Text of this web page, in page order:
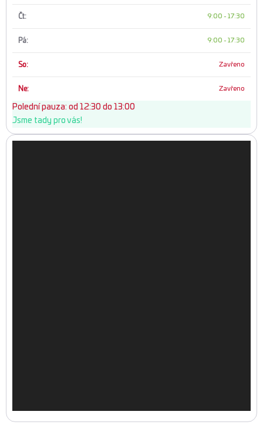
Čt: 9:00 - 17:30
Pá: 9:00 - 17:30
So: Zavřeno
Ne: Zavřeno
Polední pauza: od 12:30 do 13:00
Jsme tady pro vás!